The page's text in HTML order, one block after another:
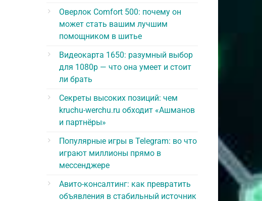
Оверлок Comfort 500: почему он
может стать вашим лучшим
помощником в шитье
Видеокарта 1650: разумный выбор
для 1080p — что она умеет и стоит
ли брать
Секреты высоких позиций: чем
kruchu-werchu.ru обходит «Ашманов
и партнёры»
Популярные игры в Telegram: во что
играют миллионы прямо в
мессенджере
Авито-консалтинг: как превратить
объявления в стабильный источник